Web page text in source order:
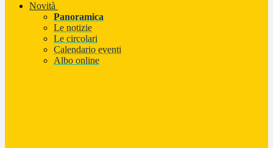
Novità
Panoramica
Le notizie
Le circolari
Calendario eventi
Albo online